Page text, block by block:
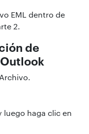
EML dentro de
2.
de
luego haga clic en